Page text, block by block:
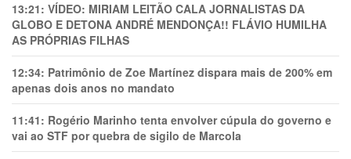
13:21: VÍDEO: MIRIAM LEITÃO CALA JORNALISTAS DA
GLOBO E DETONA ANDRÉ MENDONÇA!! FLÁVIO HUMILHA
AS PRÓPRIAS FILHAS
12:34: Patrimônio de Zoe Martínez dispara mais de 200% em
apenas dois anos no mandato
11:41: Rogério Marinho tenta envolver cúpula do governo e
vai ao STF por quebra de sigilo de Marcola